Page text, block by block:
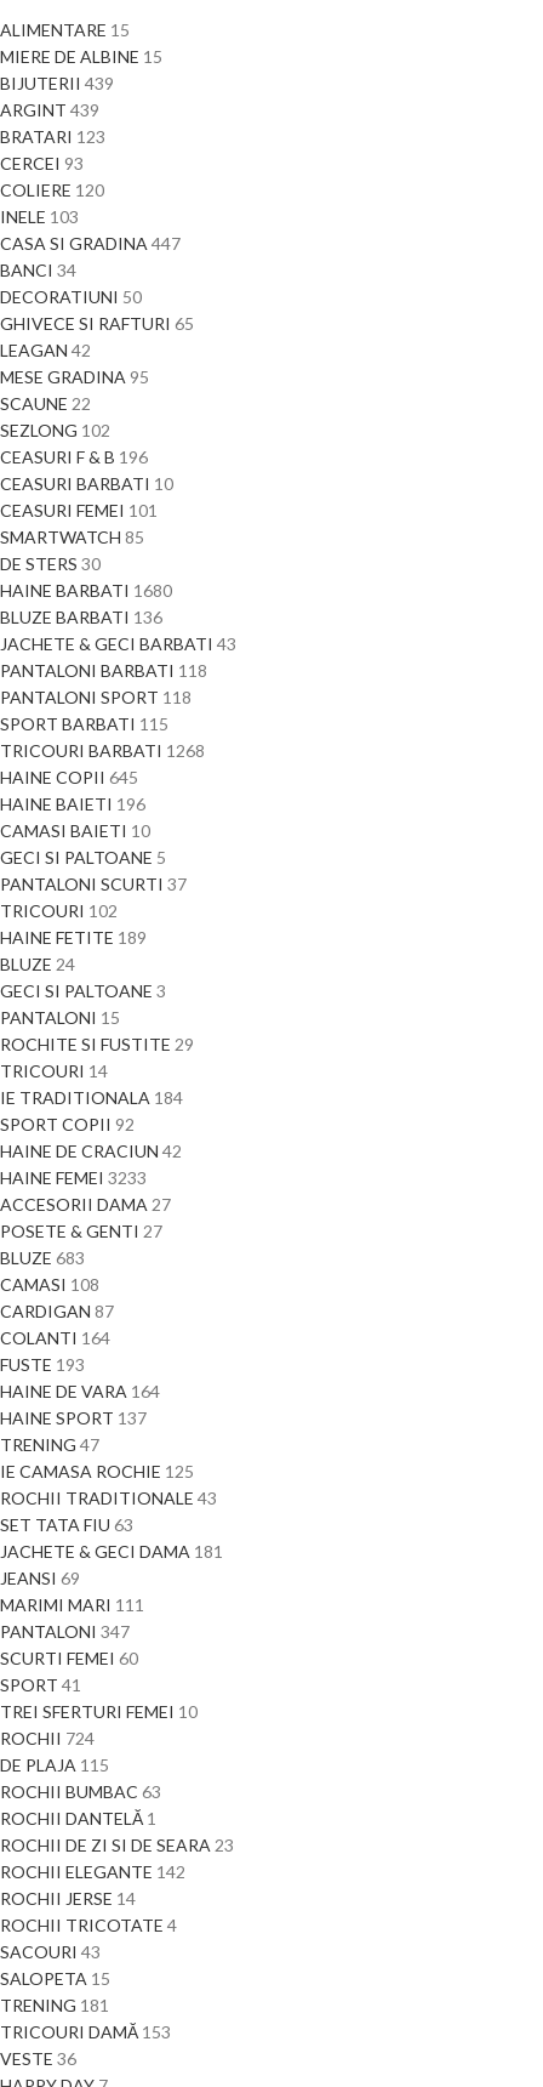
ALIMENTARE 15
MIERE DE ALBINE 15
BIJUTERII 439
ARGINT 439
BRATARI 123
CERCEI 93
COLIERE 120
INELE 103
CASA SI GRADINA 447
BANCI 34
DECORATIUNI 50
GHIVECE SI RAFTURI 65
LEAGAN 42
MESE GRADINA 95
SCAUNE 22
SEZLONG 102
CEASURI F & B 196
CEASURI BARBATI 10
CEASURI FEMEI 101
SMARTWATCH 85
DE STERS 30
HAINE BARBATI 1680
BLUZE BARBATI 136
JACHETE & GECI BARBATI 43
PANTALONI BARBATI 118
PANTALONI SPORT 118
SPORT BARBATI 115
TRICOURI BARBATI 1268
HAINE COPII 645
HAINE BAIETI 196
CAMASI BAIETI 10
GECI SI PALTOANE 5
PANTALONI SCURTI 37
TRICOURI 102
HAINE FETITE 189
BLUZE 24
GECI SI PALTOANE 3
PANTALONI 15
ROCHITE SI FUSTITE 29
TRICOURI 14
IE TRADITIONALA 184
SPORT COPII 92
HAINE DE CRACIUN 42
HAINE FEMEI 3233
ACCESORII DAMA 27
POSETE & GENTI 27
BLUZE 683
CAMASI 108
CARDIGAN 87
COLANTI 164
FUSTE 193
HAINE DE VARA 164
HAINE SPORT 137
TRENING 47
IE CAMASA ROCHIE 125
ROCHII TRADITIONALE 43
SET TATA FIU 63
JACHETE & GECI DAMA 181
JEANSI 69
MARIMI MARI 111
PANTALONI 347
SCURTI FEMEI 60
SPORT 41
TREI SFERTURI FEMEI 10
ROCHII 724
DE PLAJA 115
ROCHII BUMBAC 63
ROCHII DANTELĂ 1
ROCHII DE ZI SI DE SEARA 23
ROCHII ELEGANTE 142
ROCHII JERSE 14
ROCHII TRICOTATE 4
SACOURI 43
SALOPETA 15
TRENING 181
TRICOURI DAMĂ 153
VESTE 36